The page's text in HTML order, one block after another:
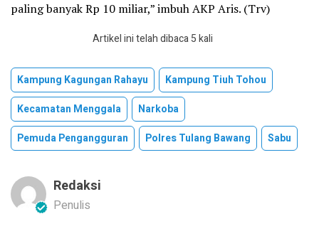
paling banyak Rp 10 miliar,” imbuh AKP Aris. (Trv)
Artikel ini telah dibaca 5 kali
Kampung Kagungan Rahayu
Kampung Tiuh Tohou
Kecamatan Menggala
Narkoba
Pemuda Pengangguran
Polres Tulang Bawang Sabu
Redaksi
Penulis